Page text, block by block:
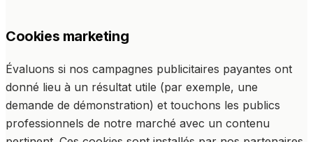
Cookies marketing
Évaluons si nos campagnes publicitaires payantes ont
donné lieu à un résultat utile (par exemple, une
demande de démonstration) et touchons les publics
professionnels de notre marché avec un contenu